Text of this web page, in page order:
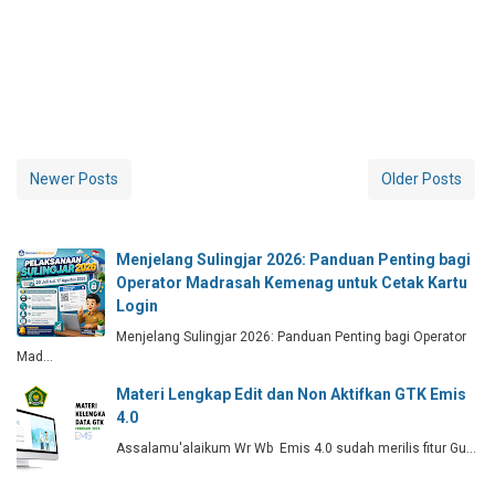
Newer Posts Older Posts
Menjelang Sulingjar 2026: Panduan Penting bagi
Operator Madrasah Kemenag untuk Cetak Kartu
Login
Menjelang Sulingjar 2026: Panduan Penting bagi Operator
Mad…
Materi Lengkap Edit dan Non Aktifkan GTK Emis
4.0
Assalamu'alaikum Wr Wb Emis 4.0 sudah merilis fitur Gu…